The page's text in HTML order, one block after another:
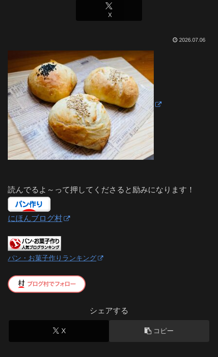
X
2026.07.06
読んでるよ～って押してくださると励みになります！
にほんブログ村
パン・お菓子作りランキング
シェアする
X コピー